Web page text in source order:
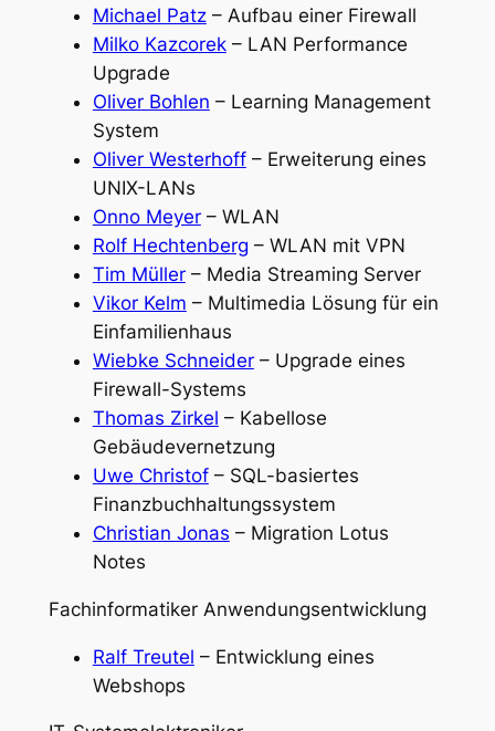
Michael Patz– Aufbau einer Firewall
Milko Kazcorek– LAN Performance
Upgrade
Oliver Bohlen – Learning Management
System
Oliver Westerhoff– Erweiterung eines
UNIX-LANs
Onno Meyer– WLAN
Rolf Hechtenberg – WLAN mit VPN
Tim Müller– Media Streaming Server
Vikor Kelm – Multimedia Lösung für ein
Einfamilienhaus
Wiebke Schneider– Upgrade eines
Firewall-Systems
Thomas Zirkel – Kabellose
Gebäudevernetzung
Uwe Christof– SQL-basiertes
Finanzbuchhaltungssystem
Christian Jonas – Migration Lotus
Notes
Fachinformatiker Anwendungsentwicklung
Ralf Treutel – Entwicklung eines
Webshops